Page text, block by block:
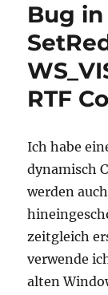
Bug
RTF
Ich habe
dynamisch
werden
zeitgleich
verwende
alten